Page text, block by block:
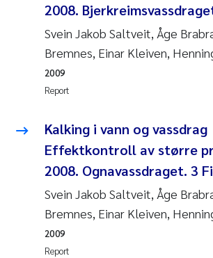
Rita Næss
Sabine Marty
Ailbhe Lisette Macken
Anders Ruus
Diya Chakravorty
Leah Amber Jackson-Blake
2008.
Svein Jakob Saltveit, Åge
Bremnes, Einar Kleiven,
Report
2009
Kalking i vann og vassdrag
Effektkontroll av større
2008. Ognavassdraget. 3
Svein Jakob Saltveit, Åge
Bremnes, Einar Kleiven,
Report
2009